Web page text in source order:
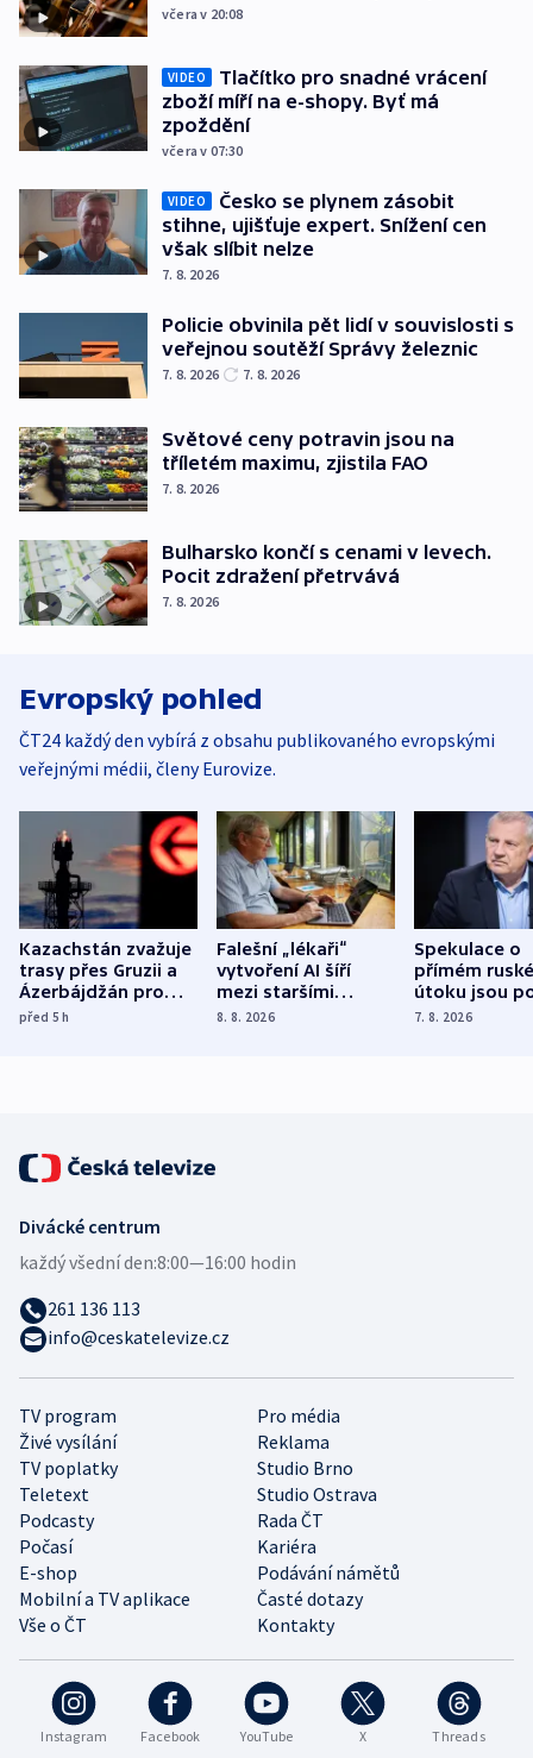
včera v 20:08
VIDEO
Tlačítko pro snadné vrácení
zboží míří na e-shopy. Byť má
zpoždění
včera v 07:30
VIDEO
Česko se plynem zásobit
stihne, ujišťuje expert. Snížení cen
však slíbit nelze
7. 8. 2026
Policie obvinila pět lidí v souvislosti s
veřejnou soutěží Správy železnic
7. 8. 2026 7. 8. 2026
Světové ceny potravin jsou na
tříletém maximu, zjistila FAO
7. 8. 2026
Bulharsko končí s cenami v levech.
Pocit zdražení přetrvává
7. 8. 2026
Evropský pohled
ČT24 každý den vybírá z obsahu publikovaného evropskými
veřejnými médii, členy Eurovize.
Kazachstán zvažuje
trasy přes Gruzii a
Ázerbájdžán pro
vývoz ropy do
před 5h
Falešní „lékaři“
vytvoření AI šíří
mezi staršími
Poláky nebezpečné
8. 8. 2026
Spekulace o
přímém
útoku jsou
míní
7. 8. 2026
Instagram Facebook YouTube X Threads
TV program
Pro média
Živé vysílání
Reklama
TV poplatky
Studio Brno
Teletext
Studio Ostrava
Podcasty
Rada ČT
Počasí
Kariéra
E-shop
Podávání námětů
Mobilní a TV aplikace
Časté dotazy
Vše o ČT
Kontakty
Divácké centrum
každý všední den:8:00—16:00 hodin
261 136 113
info@ceskatelevize.cz